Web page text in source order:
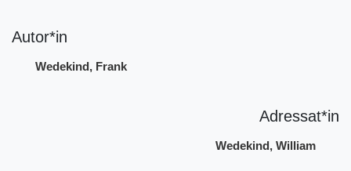
Autor*in
Wedekind, Frank
Adressat*in
Wedekind, William